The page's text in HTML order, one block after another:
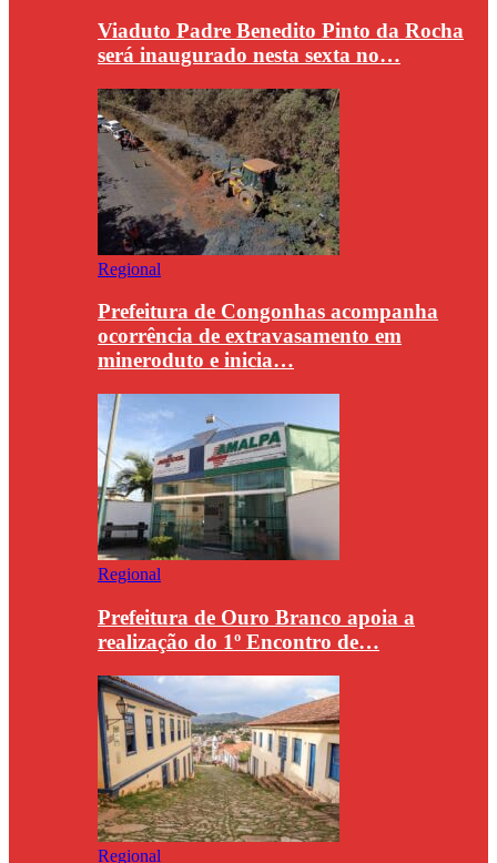
Viaduto Padre Benedito Pinto da Rocha
será inaugurado nesta sexta no…
Regional
Prefeitura de Congonhas acompanha
ocorrência de extravasamento em
mineroduto e inicia…
Regional
Prefeitura de Ouro Branco apoia a
realização do 1º Encontro de…
Regional